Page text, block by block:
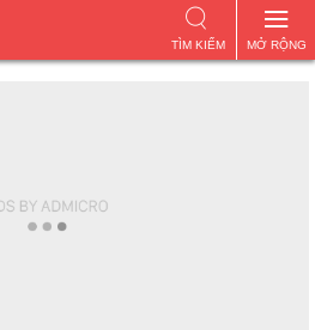
MỞ RỘNG
TÌM KIẾM